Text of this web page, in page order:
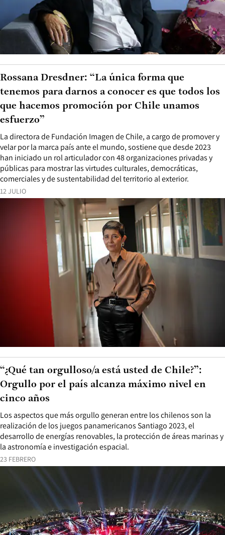
12 JULIO
La directora de Fundación Imagen de Chile, a cargo de promover y
velar por la marca país ante el mundo, sostiene que desde 2023
han iniciado un rol articulador con 48 organizaciones privadas y
públicas para mostrar las virtudes culturales, democráticas,
comerciales y de sustentabilidad del territorio al exterior.
Rossana Dresdner: “La única forma que
tenemos para darnos a conocer es que todos los
que hacemos promoción por Chile unamos
esfuerzo”
23 FEBRERO
Los aspectos que más orgullo generan entre los chilenos son la
realización de los juegos panamericanos Santiago 2023, el
desarrollo de energías renovables, la protección de áreas marinas y
la astronomía e investigación espacial.
“¿Qué tan orgulloso/a está usted de Chile?”:
Orgullo por el país alcanza máximo nivel en
cinco años